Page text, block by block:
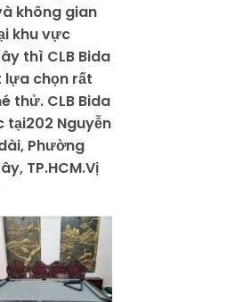
không gian
khu vực
thì CLB Bida
lựa chọn rất
thử. CLB Bida
tại202 Nguyễn
Phường
TP.HCM.Vị